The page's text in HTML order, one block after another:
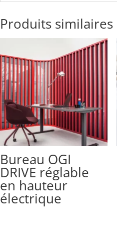
Produits similaires
Bureau OGI
DRIVE réglable
en hauteur
électrique